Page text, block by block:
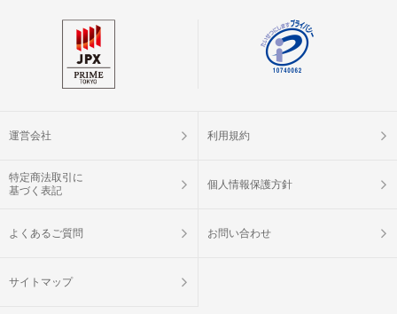
運営会社 利用規約
特定商法取引に
基づく表記
個人情報保護方針
よくあるご質問 お問い合わせ
サイトマップ